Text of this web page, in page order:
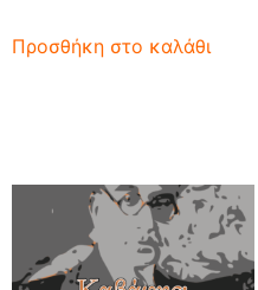
Προσθήκη στο καλάθι